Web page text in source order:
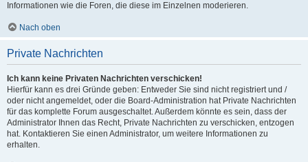
Informationen wie die Foren, die diese im Einzelnen moderieren.
Nach oben
Private Nachrichten
Ich kann keine Privaten Nachrichten verschicken!
Hierfür kann es drei Gründe geben: Entweder Sie sind nicht registriert und /
oder nicht angemeldet, oder die Board-Administration hat Private Nachrichten
für das komplette Forum ausgeschaltet. Außerdem könnte es sein, dass der
Administrator Ihnen das Recht, Private Nachrichten zu verschicken, entzogen
hat. Kontaktieren Sie einen Administrator, um weitere Informationen zu
erhalten.